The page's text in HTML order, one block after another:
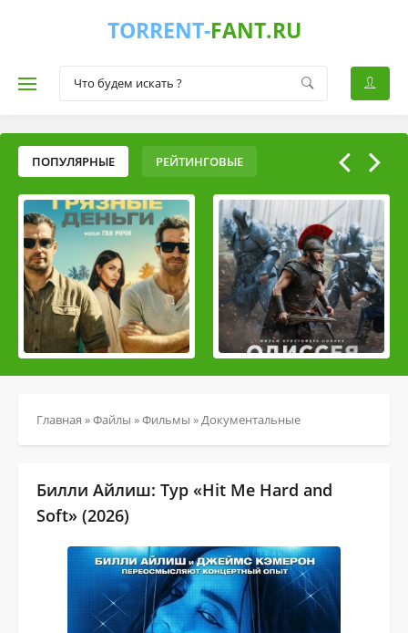
TORRENT-FANT.RU
ПОПУЛЯРНЫЕ РЕЙТИНГОВЫЕ
Главная »Файлы »Фильмы »Документальные
Билли Айлиш: Тур «Hit Me Hard and
Soft» (2026)